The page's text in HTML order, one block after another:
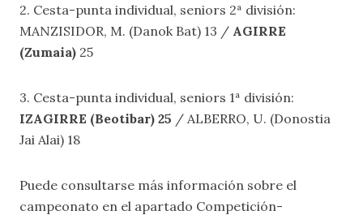
2. Cesta-punta individual, seniors 2ª división:
MANZISIDOR, M. (Danok Bat) 13 / AGIRRE
(Zumaia) 25
3. Cesta-punta individual, seniors 1ª división:
IZAGIRRE (Beotibar) 25 / ALBERRO, U. (Donostia
Jai Alai) 18
Puede consultarse más información sobre el
campeonato en el apartado Competición-